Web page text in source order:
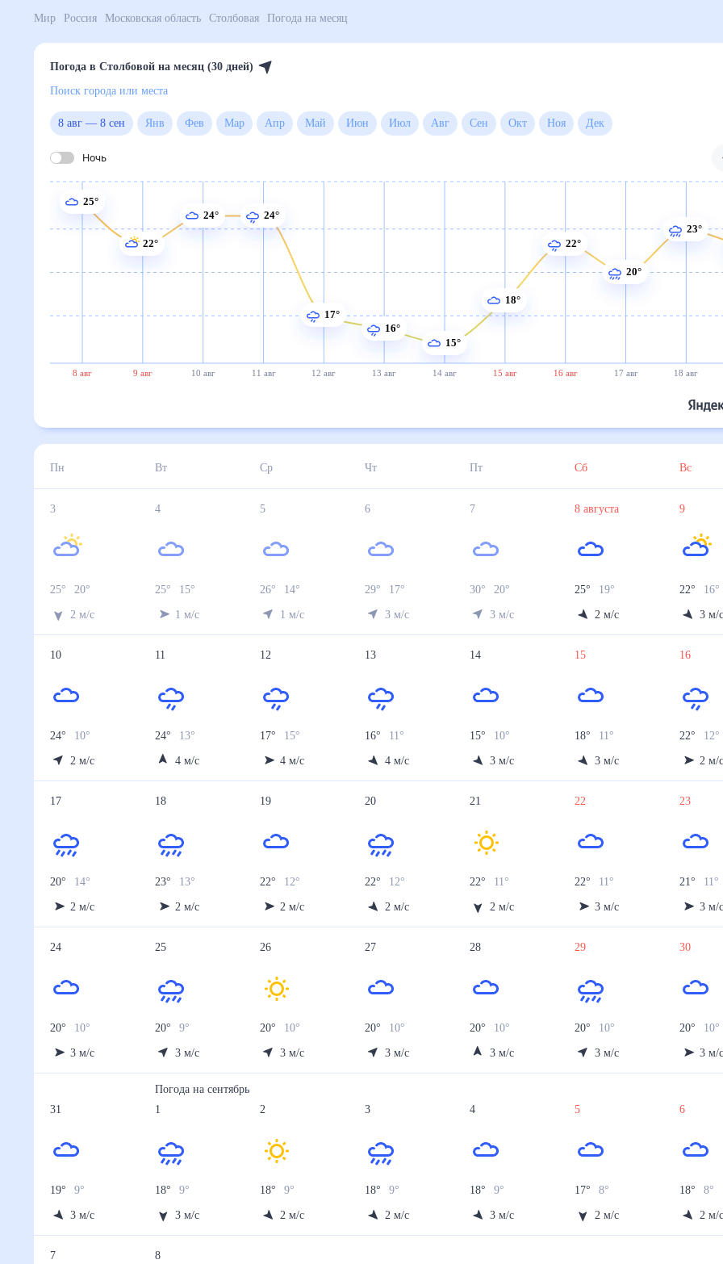
Мир Россия Московская область Столбовая Погода на месяц
Погода в Столбовой на месяц (30 дней)
Поиск города или места
8 авг— 8 сен Янв Фев Мар Апр Май Июн Июл Авг Сен Окт Ноя
Ночь
8 авг 9 авг 10 авг 11 авг 12 авг 13 авг 14 авг 15 авг 16 авг 17 авг 18 авг
25°
22°
24° 24°
17°
16°
15°
18°
22°
20°
23°
Пн Вт Ср Чт Пт Сб Вс
3
25° 20
2 м/с
4
25° 15°
1 м/с
5
26° 14°
1 м/с
6
29° 17°
3 м/с
7
30° 20
3 м/с
8 августа
25° 19°
2 м/с
9
22° 16°
3 м/
10
24° 10°
2 м/с
11
24° 13°
4 м/с
12
17° 15°
4 м/с
13
16° 11°
4 м/с
14
15° 10°
3 м/с
15
18° 11°
3 м/с
16
22° 12°
2 м/
17
20° 14°
2 м/с
18
23° 13°
2 м/с
19
22° 12°
2 м/с
20
22° 12°
2 м/с
21
22° 11°
2 м/с
22
22° 11°
3 м/с
23
21° 11°
3 м/
24
20° 10°
3 м/с
25
20° 9
3 м/с
26
20° 10°
3 м/с
27
20° 10°
3 м/с
28
20° 10°
3 м/с
29
20° 10°
3 м/с
30
20° 10°
3 м/
31
19° 9°
3 м/с
Погода насентябрь
1
18° 9°
3 м/с
2
18° 9°
2 м/с
3
18° 9°
2 м/с
4
18° 9°
3 м/с
5
17° 8°
2 м/с
6
18° 8°
2 м/
7 8